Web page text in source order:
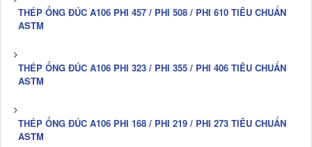
THÉP ỐNG ĐÚC A106 PHI 457 / PHI 508 / PHI 610 TIÊU CHUẨN
ASTM
THÉP ỐNG ĐÚC A106 PHI 323 / PHI 355 / PHI 406 TIÊU CHUẨN
ASTM
THÉP ỐNG ĐÚC A106 PHI 168 / PHI 219 / PHI 273 TIÊU CHUẨN
ASTM